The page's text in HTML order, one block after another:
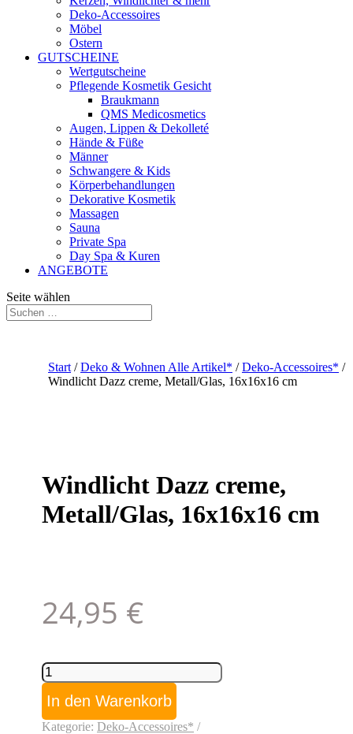
Deko-Accessoires
Möbel
Ostern
GUTSCHEINE
Wertgutscheine
Pflegende Kosmetik Gesicht
Braukmann
QMS Medicosmetics
Augen, Lippen & Dekolleté
Hände & Füße
Männer
Schwangere & Kids
Körperbehandlungen
Dekorative Kosmetik
Massagen
Sauna
Private Spa
Day Spa & Kuren
ANGEBOTE
Seite wählen
Start /Deko & Wohnen Alle Artikel* /Deko-Accessoires* /
Windlicht Dazz creme, Metall/Glas, 16x16x16 cm
Windlicht Dazz creme,
Metall/Glas, 16x16x16 cm
24,95 €
Windlicht
Dazz
creme,
Metall/Glas,
16x16x16
In den Warenkorb
Kategorie: Deko-Accessoires*